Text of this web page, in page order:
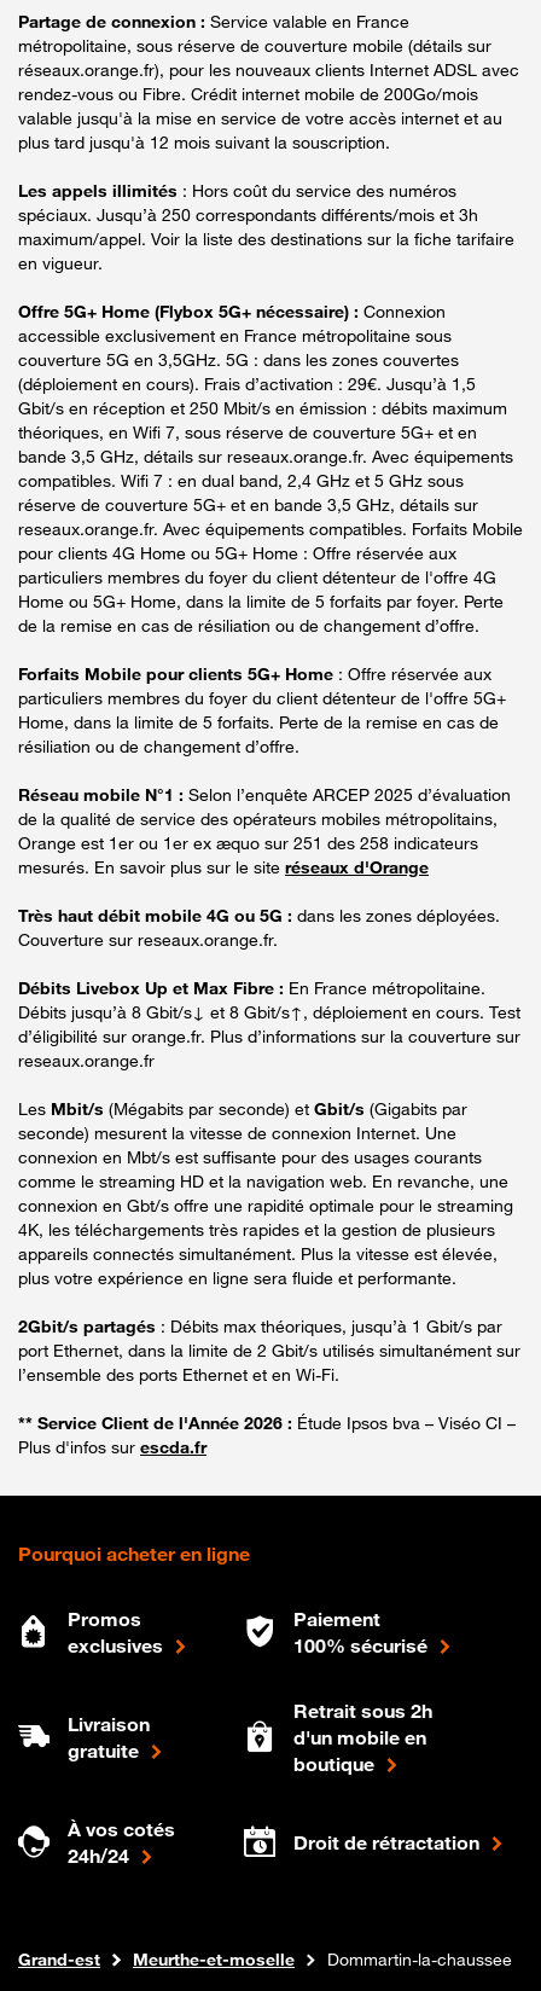
Partage de connexion : Service valable en France
métropolitaine, sous réserve de couverture mobile (détails sur
réseaux.orange.fr), pour les nouveaux clients Internet ADSL avec
rendez-vous ou Fibre. Crédit internet mobile de 200Go/mois
valable jusqu'à la mise en service de votre accès internet et au
plus tard jusqu'à 12 mois suivant la souscription.
Les appels illimités : Hors coût du service des numéros
spéciaux. Jusqu’à 250 correspondants différents/mois et 3h
maximum/appel. Voir la liste des destinations sur la fiche tarifaire
en vigueur.
Offre 5G+ Home (Flybox 5G+ nécessaire) : Connexion
accessible exclusivement en France métropolitaine sous
couverture 5G en 3,5GHz. 5G : dans les zones couvertes
(déploiement en cours). Frais d’activation : 29€. Jusqu’à 1,5
Gbit/s en réception et 250 Mbit/s en émission : débits maximum
théoriques, en Wifi 7, sous réserve de couverture 5G+ et en
bande 3,5 GHz, détails sur reseaux.orange.fr. Avec équipements
compatibles. Wifi 7 : en dual band, 2,4 GHz et 5 GHz sous
réserve de couverture 5G+ et en bande 3,5 GHz, détails sur
reseaux.orange.fr. Avec équipements compatibles. Forfaits Mobile
pour clients 4G Home ou 5G+ Home : Offre réservée aux
particuliers membres du foyer du client détenteur de l'offre 4G
Home ou 5G+ Home, dans la limite de 5 forfaits par foyer. Perte
de la remise en cas de résiliation ou de changement d’offre.
Forfaits Mobile pour clients 5G+ Home : Offre réservée aux
particuliers membres du foyer du client détenteur de l'offre 5G+
Home, dans la limite de 5 forfaits. Perte de la remise en cas de
résiliation ou de changement d’offre.
Réseau mobile N°1 : Selon l’enquête ARCEP 2025 d’évaluation
de la qualité de service des opérateurs mobiles métropolitains,
Orange est 1er ou 1er ex æquo sur 251 des 258 indicateurs
mesurés. En savoir plus sur le site réseaux d'Orange
Très haut débit mobile 4G ou 5G : dans les zones déployées.
Couverture sur reseaux.orange.fr.
Débits Livebox Up et Max Fibre : En France métropolitaine.
Débits jusqu’à 8 Gbit/s↓ et 8 Gbit/s↑, déploiement en cours. Test
d’éligibilité sur orange.fr. Plus d’informations sur la couverture sur
reseaux.orange.fr
Les Mbit/s (Mégabits par seconde) et Gbit/s (Gigabits par
seconde) mesurent la vitesse de connexion Internet. Une
connexion en Mbt/s est suffisante pour des usages courants
comme le streaming HD et la navigation web. En revanche, une
connexion en Gbt/s offre une rapidité optimale pour le streaming
4K, les téléchargements très rapides et la gestion de plusieurs
appareils connectés simultanément. Plus la vitesse est élevée,
plus votre expérience en ligne sera fluide et performante.
2Gbit/s partagés : Débits max théoriques, jusqu’à 1 Gbit/s par
port Ethernet, dans la limite de 2 Gbit/s utilisés simultanément sur
l’ensemble des ports Ethernet et en Wi-Fi.
** Service Client de l'Année 2026 : Étude Ipsos bva – Viséo CI –
Plus d'infos sur escda.fr
Pourquoi acheter en ligne
Promos
exclusives
Paiement
100% sécurisé
Livraison
gratuite
Retrait sous 2h
d'un mobile en
boutique
À vos cotés
24h/24
Droit de rétractation
Boutique Orange
Internet fibre
Grand-est Meurthe-et-moselle Dommartin-la-chaussee